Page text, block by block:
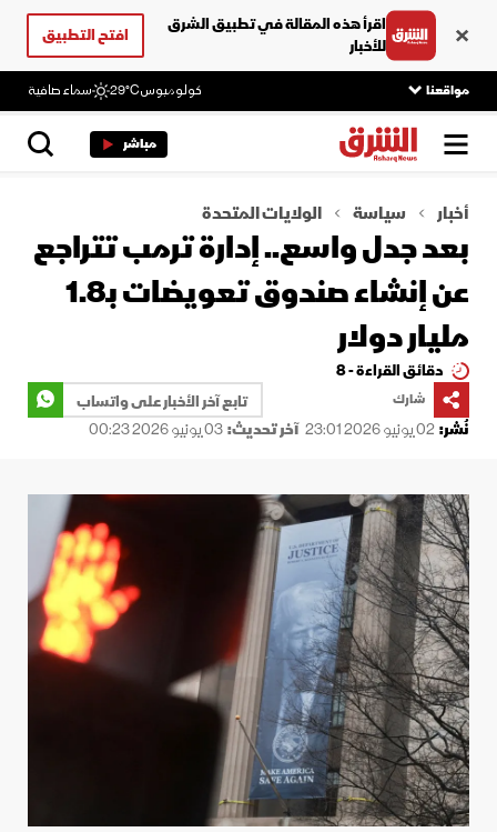
اقرأ هذه المقالة في تطبيق الشرق
للأخبار
افتح التطبيق
مواقعنا كولومبوس29°C سماء صافية
مباشر
أخبار سياسة الولايات المتحدة
بعد جدل واسع.. إدارة ترمب تتراجع
عن إنشاء صندوق تعويضات بـ1.8
مليار دولار
دقائق القراءة - 8
شارك
تابع آخر الأخبار على واتساب
نُشر:02 يونيو 2026 23:01 آخر تحديث:03 يونيو 2026 00:23